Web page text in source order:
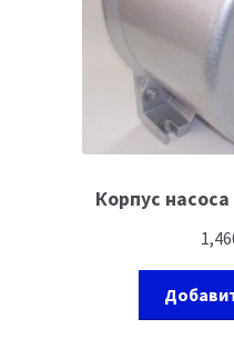
Корпус